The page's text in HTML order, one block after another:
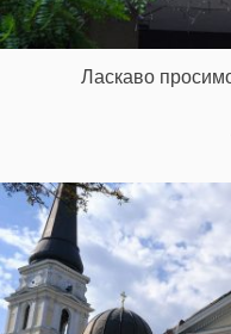
Ласкаво